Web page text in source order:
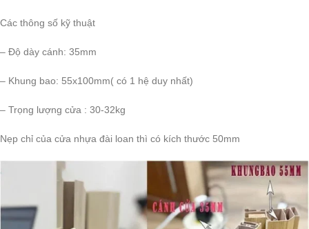
Các thông số kỹ thuật
– Độ dày cánh: 35mm
– Khung bao: 55x100mm( có 1 hệ duy nhất)
– Trọng lượng cửa : 30-32kg
Nẹp chỉ của cửa nhựa đài loan thì có kích thước 50mm